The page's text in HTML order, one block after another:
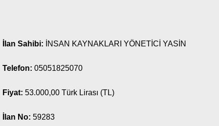
İlan Sahibi: İNSAN KAYNAKLARI YÖNETİCİ YASİN
Telefon: 05051825070
Fiyat: 53.000,00 Türk Lirası (TL)
İlan No: 59283